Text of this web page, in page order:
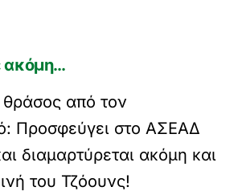
ακόμη…
θράσος από τον
Προσφεύγει στο ΑΣΕΑΔ
διαμαρτύρεται ακόμη και
του Τζόουνς!